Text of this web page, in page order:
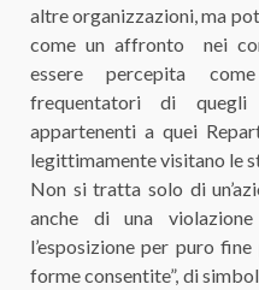
altre organizzazioni, ma
come un affronto nei
essere percepita
frequentatori di
appartenenti a quei
legittimamente visitano le
Non si tratta solo di
anche di una
l’esposizione per puro
forme consentite”, di